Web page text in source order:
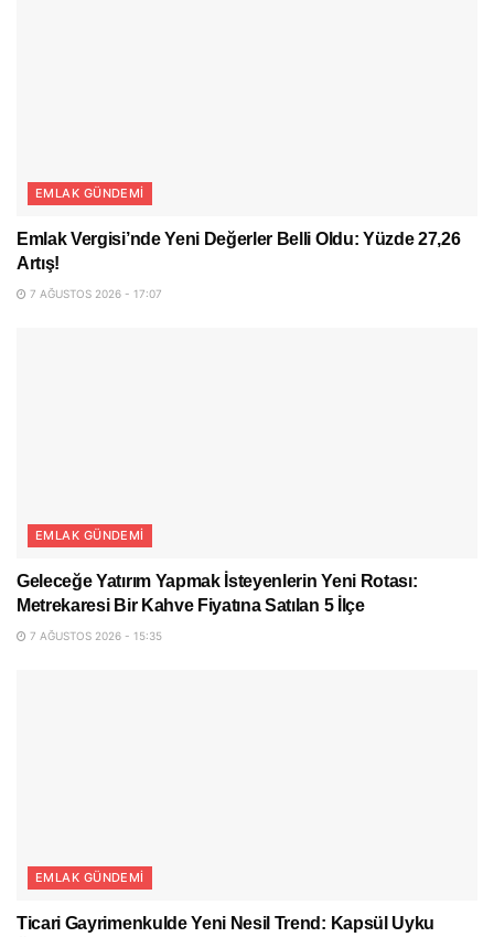
EMLAK GÜNDEMI
Emlak Vergisi’nde Yeni Değerler Belli Oldu: Yüzde 27,26
Artış!
7 AĞUSTOS 2026 - 17:07
EMLAK GÜNDEMI
Geleceğe Yatırım Yapmak İsteyenlerin Yeni Rotası:
Metrekaresi Bir Kahve Fiyatına Satılan 5 İlçe
7 AĞUSTOS 2026 - 15:35
EMLAK GÜNDEMI
Ticari Gayrimenkulde Yeni Nesil Trend: Kapsül Uyku